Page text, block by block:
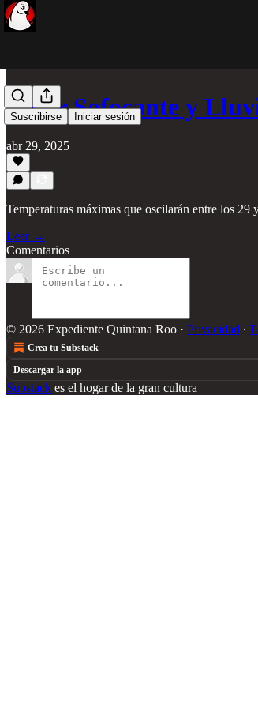
Suscribirse Iniciar sesión
Calor Sofocante y
abr 29, 2025
Temperaturas máximas que oscilarán entre los 29
Leer →
Comentarios
© 2026 Expediente Quintana Roo · Privacidad ∙
Crea tu Substack
Descargar la app
Substack es el hogar de la gran cultura